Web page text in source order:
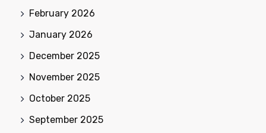
February 2026
January 2026
December 2025
November 2025
October 2025
September 2025